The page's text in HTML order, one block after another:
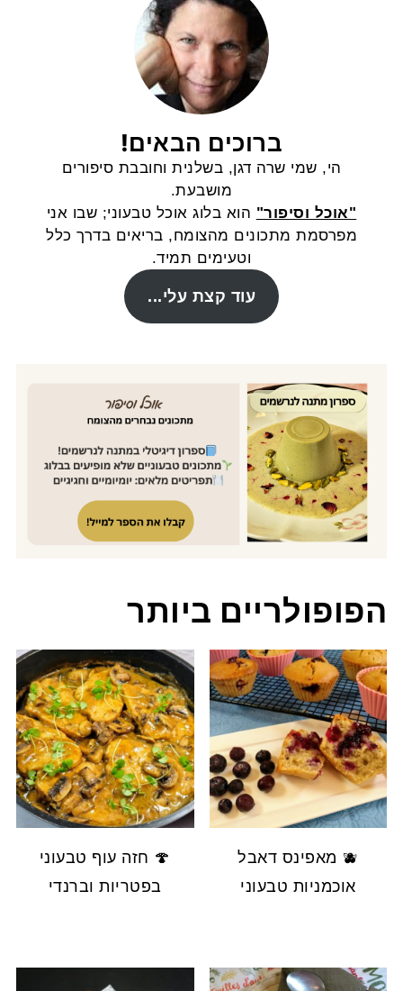
ברוכים הבאים!
הי, שמי שרה דגן, בשלנית וחובבת סיפורים
מושבעת.
"אוכל וסיפור" הוא בלוג אוכל טבעוני; שבו אני
מפרסמת מתכונים מהצומח, בריאים בדרך כלל
וטעימים תמיד.
עוד קצת עלי...
הפופולריים ביותר
🫐 מאפינס דאבל
אוכמניות טבעוני
🍄 חזה עוף טבעוני
בפטריות וברנדי